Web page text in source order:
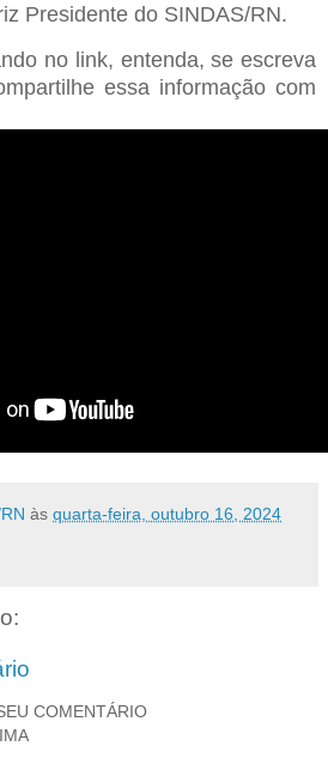
Presidente do SINDAS/RN.
no link, entenda, se escreva
essa informação com
às quarta-feira, outubro 16, 2024
COMENTÁRIO